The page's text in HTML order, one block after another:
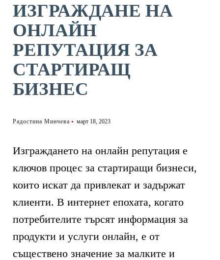
ИЗГРАЖДАНЕ НА
ОНЛАЙН
РЕПУТАЦИЯ ЗА
СТАРТИРАЩ
БИЗНЕС
Радостина Минчева март 18, 2023
Изграждането на онлайн репутация е
ключов процес за стартиращи бизнеси,
които искат да привлекат и задържат
клиенти. В интернет епохата, когато
потребителите търсят информация за
продукти и услуги онлайн, е от
съществено значение за малките и